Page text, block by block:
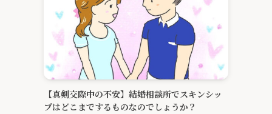
【真剣交際中の不安】結婚相談所でスキンシッ
プはどこまでするものなのでしょうか？